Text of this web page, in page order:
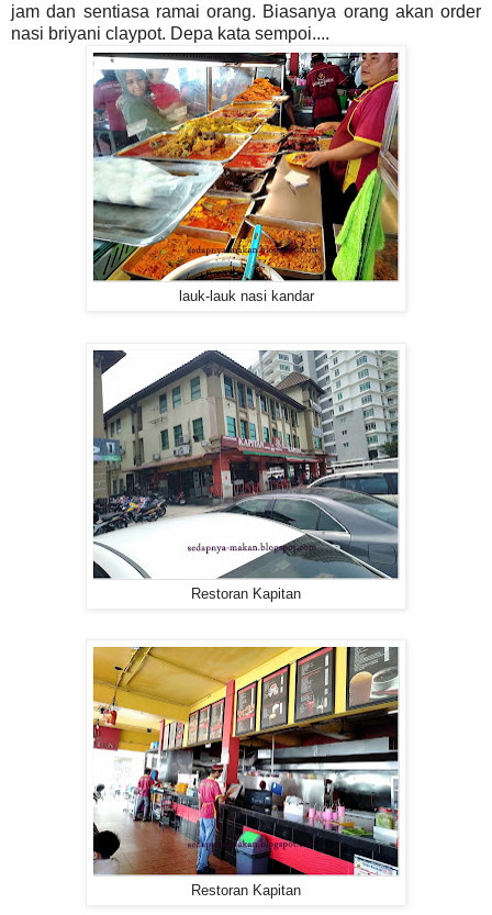
jam dan sentiasa ramai orang. Biasanya orang akan order
nasi briyani claypot. Depa kata sempoi....
lauk-lauk nasi kandar
Restoran Kapitan
Restoran Kapitan